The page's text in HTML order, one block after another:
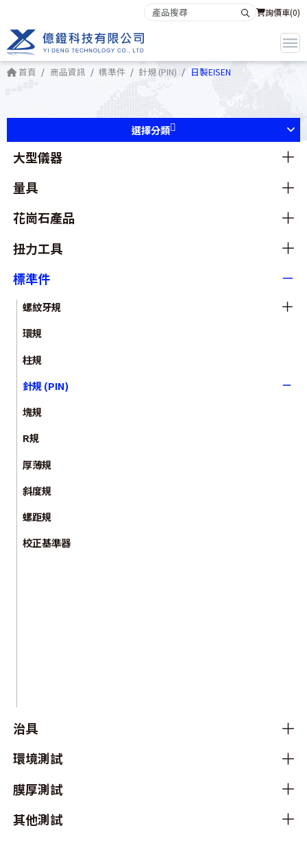
詢價車(0)
首頁 商品資訊 標準件 針規 (PIN) 日製EISEN
選擇分類
大型儀器
量具
花崗石產品
扭力工具
標準件
螺紋牙規
環規
柱規
針規 (PIN)
塊規
R規
厚薄規
斜度規
螺距規
校正基準器
治具
環境測試
膜厚測試
其他測試